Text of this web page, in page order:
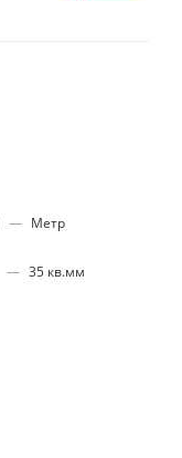
— Метр
— 35 кв.мм